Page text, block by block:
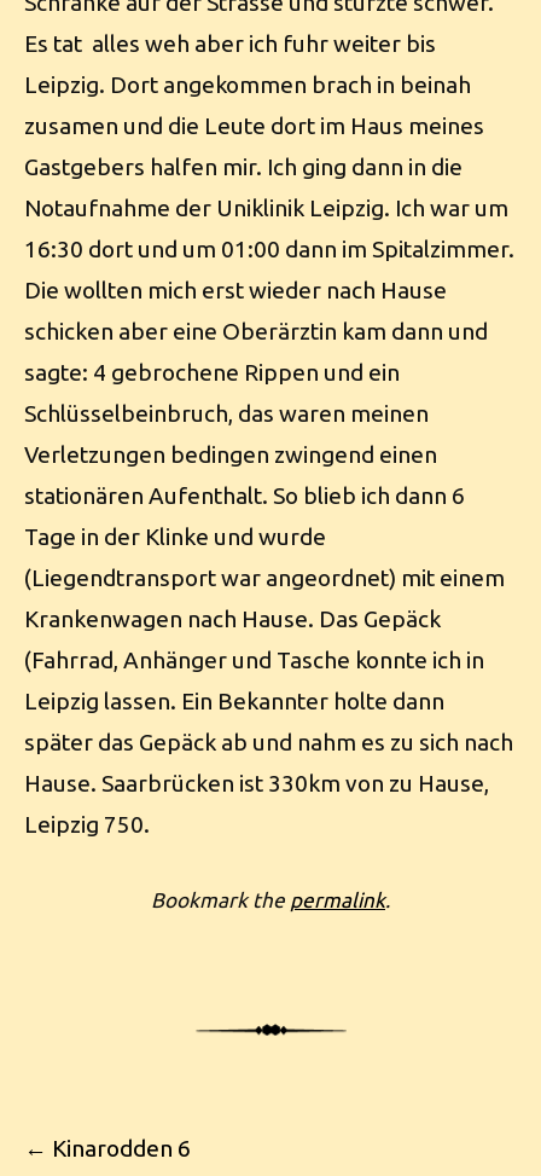
Es tat alles weh aber ich fuhr weiter bis
Leipzig. Dort angekommen brach in beinah
zusamen und die Leute dort im Haus meines
Gastgebers halfen mir. Ich ging dann in die
Notaufnahme der Uniklinik Leipzig. Ich war um
16:30 dort und um 01:00 dann im Spitalzimmer.
Die wollten mich erst wieder nach Hause
schicken aber eine Oberärztin kam dann und
sagte: 4 gebrochene Rippen und ein
Schlüsselbeinbruch, das waren meinen
Verletzungen bedingen zwingend einen
stationären Aufenthalt. So blieb ich dann 6
Tage in der Klinke und wurde
(Liegendtransport war angeordnet) mit einem
Krankenwagen nach Hause. Das Gepäck
(Fahrrad, Anhänger und Tasche konnte ich in
Leipzig lassen. Ein Bekannter holte dann
später das Gepäck ab und nahm es zu sich nach
Hause. Saarbrücken ist 330km von zu Hause,
Leipzig 750.
Bookmark the permalink.
Post navigation
← Kinarodden 6